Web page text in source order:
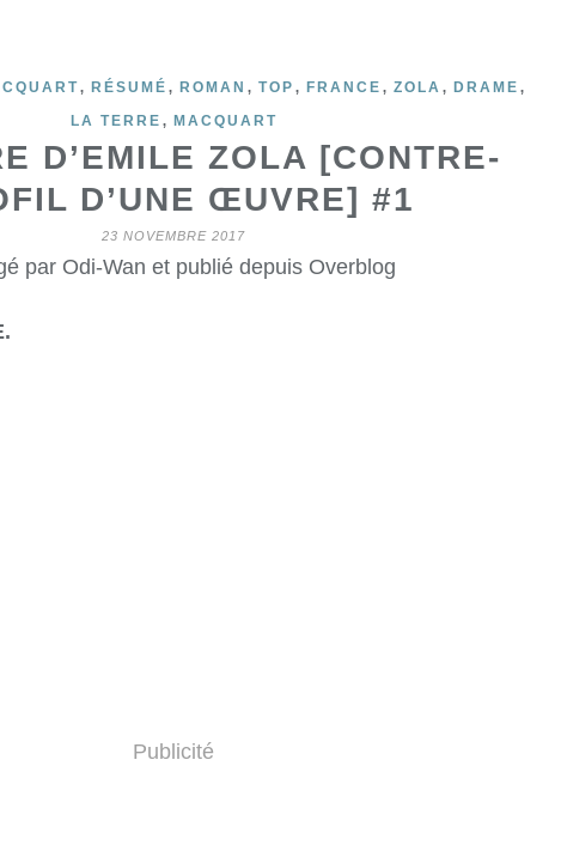
, RÉSUMÉ , ROMAN , TOP , FRANCE , ZOLA , DRAME ,
LA TERRE , MACQUART
D’EMILE ZOLA [CONTRE-
D’UNE ŒUVRE] #1
23 NOVEMBRE 2017
par Odi-Wan et publié depuis Overblog
Publicité